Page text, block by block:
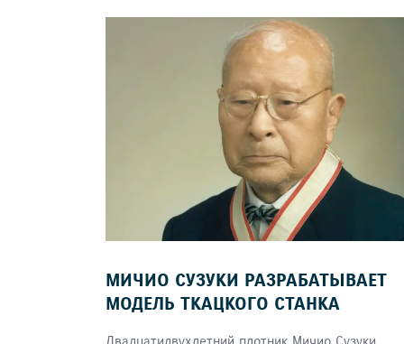
МИЧИО СУЗУКИ РАЗРАБАТЫВАЕТ
МОДЕЛЬ ТКАЦКОГО СТАНКА